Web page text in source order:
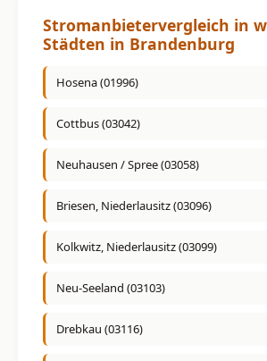
Stromanbietervergleich in
Städten in Brandenburg
Hosena (01996)
Cottbus (03042)
Neuhausen / Spree (03058)
Briesen, Niederlausitz (03096)
Kolkwitz, Niederlausitz (03099)
Neu-Seeland (03103)
Drebkau (03116)